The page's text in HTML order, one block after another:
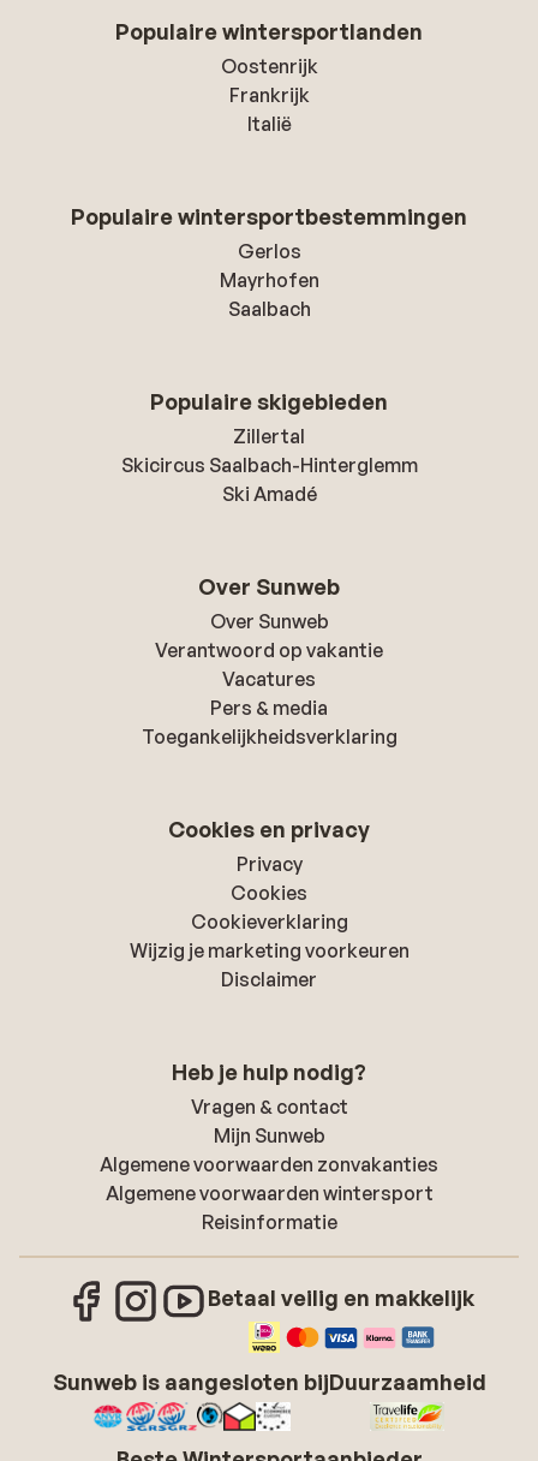
Populaire wintersportlanden
Oostenrijk
Frankrijk
Italië
Populaire wintersportbestemmingen
Gerlos
Mayrhofen
Saalbach
Populaire skigebieden
Zillertal
Skicircus Saalbach-Hinterglemm
Ski Amadé
Over Sunweb
Over Sunweb
Verantwoord op vakantie
Vacatures
Pers & media
Toegankelijkheidsverklaring
Cookies en privacy
Privacy
Cookies
Cookieverklaring
Wijzig je marketing voorkeuren
Disclaimer
Heb je hulp nodig?
Vragen & contact
Mijn Sunweb
Algemene voorwaarden zonvakanties
Algemene voorwaarden wintersport
Reisinformatie
Betaal veilig en makkelijk
Sunweb is aangesloten bijDuurzaamheid